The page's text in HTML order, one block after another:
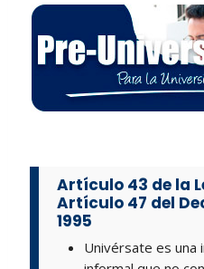
Artículo 43 de la
Artículo 47 del
1995
Univérsate es una